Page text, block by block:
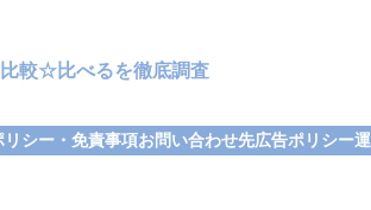
比較☆比べるを徹底調査
シー・免責事項お問い合わせ先広告ポリシー